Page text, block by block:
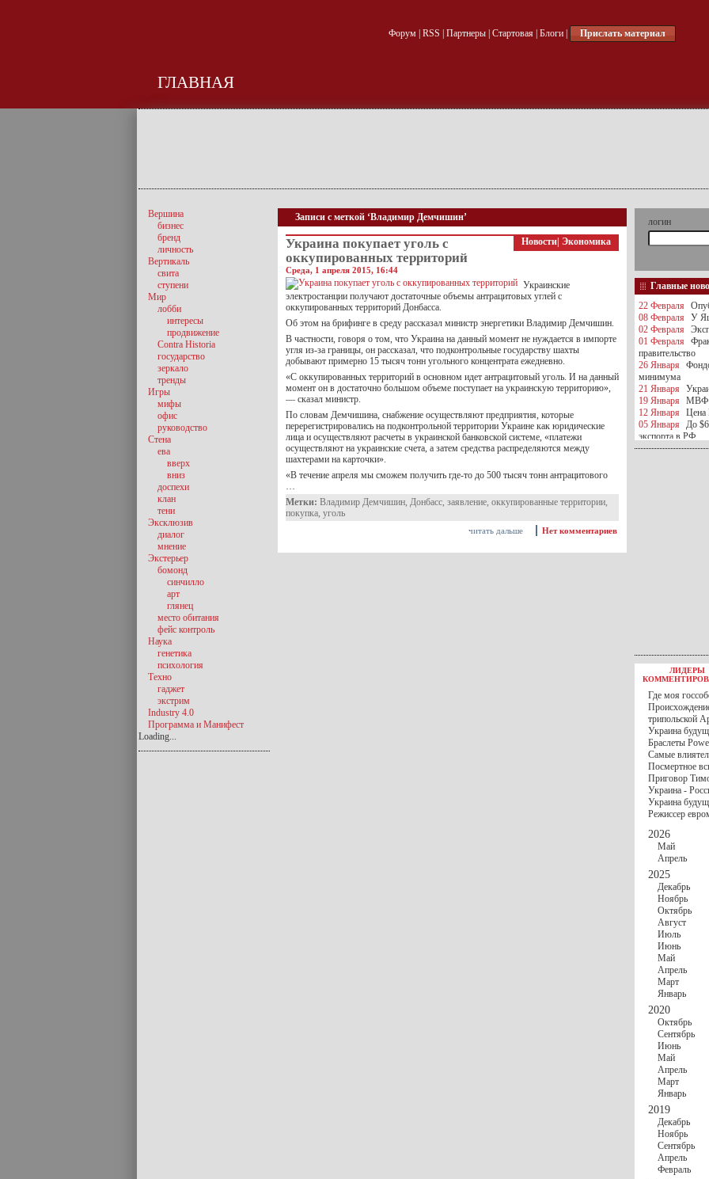
Форум| RSS Партнеры| Стартовая| Блоги| Прислать материал
ГЛАВНАЯ
Записи с меткой ‘Владимир Демчишин’
Новости Экономика
Украина покупает уголь с
оккупированных территорий
Среда, 1 апреля 2015, 16:44
Украинские
электростанции получают достаточные объемы антрацитовых углей с
оккупированных территорий Донбасса.
Об этом на брифинге в среду рассказал министр энергетики Владимир Демчишин.
В частности, говоря о том, что Украина на данный момент не нуждается в импорте
угля из-за границы, он рассказал, что подконтрольные государству шахты
добывают примерно 15 тысяч тонн угольного концентрата ежедневно.
«С оккупированных территорий в основном идет антрацитовый уголь. И на данный
момент он в достаточно большом объеме поступает на украинскую территорию»,
— сказал министр.
По словам Демчишина, снабжение осуществляют предприятия, которые
перерегистрировались на подконтрольной территории Украине как юридические
лица и осуществляют расчеты в украинской банковской системе, «платежи
осуществляют на украинские счета, а затем средства распределяются между
шахтерами на карточки».
«В течение апреля мы сможем получить где-то до 500 тысяч тонн антрацитового
…
Метки: Владимир Демчишин, Донбасс, заявление, оккупированные территории,
покупка, уголь
Нет комментариев
читать дальше
Вершина
бизнес
бренд
личность
Вертикаль
свита
ступени
Мир
лобби
интересы
продвижение
Contra Historia
государство
зеркало
тренды
Игры
мифы
офис
руководство
Стена
ева
вверх
вниз
доспехи
клан
тени
Эксклюзив
диалог
мнение
Экстерьер
бомонд
синчилло
арт
глянец
место обитания
фейс контроль
Наука
генетика
психология
Техно
гаджет
экстрим
Industry 4.0
Программа и Манифест
Loading...
логин
Главные
22 Февраля
08 Февраля
У
02 Февраля
01 Февраля
правительство
26 Января
минимума
21 Января
19 Января
МВФ
12 Января
Цена
05 Января
До
экспорта в РФ
05 Января
Киев
30 Ноября С 1
30 Ноября
РФ
27 Ноября
ВВП
госбюджете
27 Ноября
Турции
17 Ноября
шестилетнего
16 Ноября
13 Ноября
10 Ноября
10 Ноября
особом статусе
03 Ноября
ЛИДЕРЫ
Где моя
трипольской
Украина
Браслеты
Самые
Посмертное
Приговор
Украина -
Украина
Режиссер
2026
Май
Апрель
2025
Декабрь
Ноябрь
Октябрь
Август
Июль
Июнь
Май
Апрель
Март
Январь
2020
Октябрь
Сентябрь
Июнь
Май
Апрель
Март
Январь
2019
Декабрь
Ноябрь
Сентябрь
Апрель
Февраль